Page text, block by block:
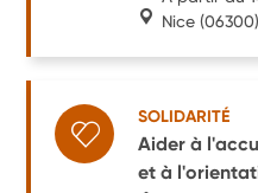
Nice (06300)
SOLIDARITÉ
Aider à
et à